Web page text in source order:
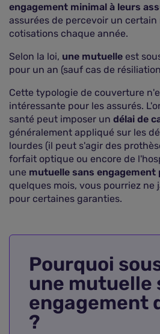
engagement minimal à leurs
assurées de percevoir un
cotisations chaque année.
Selon la loi, une mutuelle est
pour un an (sauf cas de
Cette typologie de couverture
intéressante pour les assurés.
santé peut imposer un délai de
généralement appliqué sur les
lourdes (il peut s'agir des
forfait optique ou encore de
une mutuelle sans engagement
quelques mois, vous pourriez ne
pour certaines garanties.
Pourquoi
une mutuelle
engagement
?